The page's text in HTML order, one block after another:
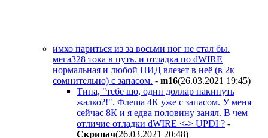
имхо париться из за восьми ног не стал бы.
мега328 тока в путь. и отладка по dWIRE
нормальная и любой ПИД влезет в неё (в 2к
сомнительно) с запасом. - m16(26.03.2021 19:45)
Типа, "тебе шо, один доллар накинуть
жалко?!". Флеша 4К уже с запасом. У меня
сейчас 8К и я едва половину занял. В чем
отличие отладки dWIRE <-> UPDI ? -
Cкpипaч(26.03.2021 20:48)